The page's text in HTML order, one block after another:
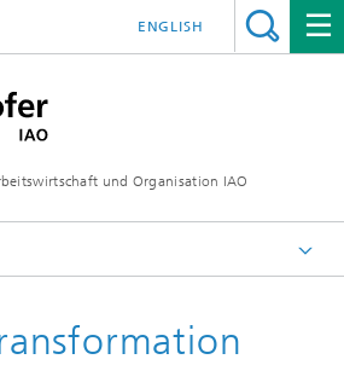
und Organisation IAO
ENGLISH